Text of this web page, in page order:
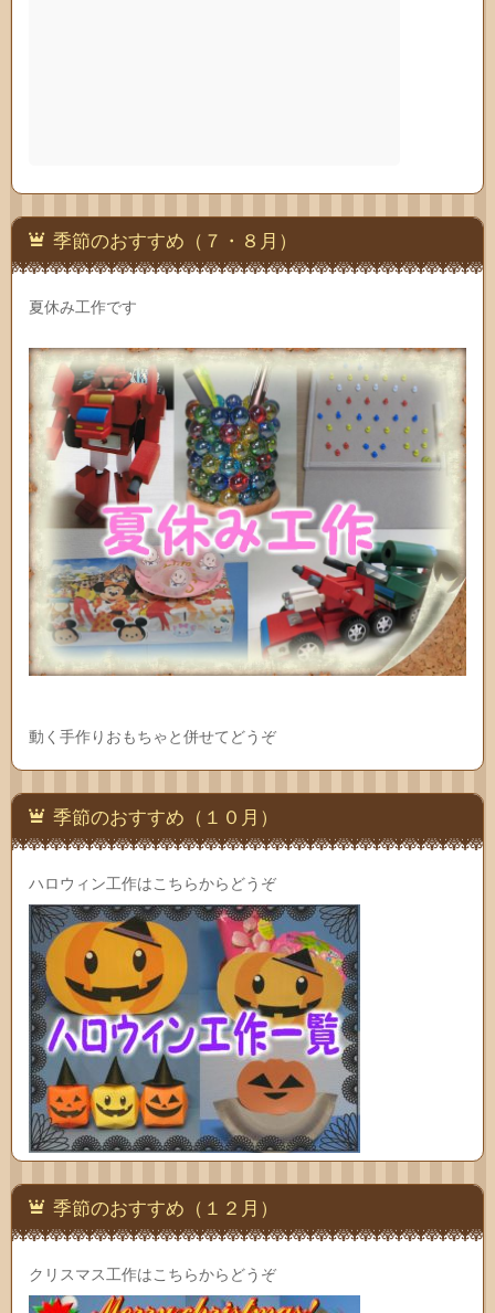
季節のおすすめ（７・８月）
夏休み工作です
動く手作りおもちゃと併せてどうぞ
季節のおすすめ（１０月）
ハロウィン工作はこちらからどうぞ
季節のおすすめ（１２月）
クリスマス工作はこちらからどうぞ